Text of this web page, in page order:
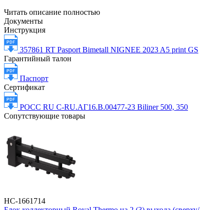
Читать описание полностью
Документы
Инструкция
357861 RT Pasport Bimetall NIGNEE 2023 A5 print GS
Гарантийный талон
Паспорт
Сертификат
РОСС RU С-RU.АГ16.В.00477-23 Вiliner 500, 350
Сопутствующие товары
НС-1661714